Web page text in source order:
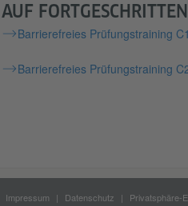
AUF
Barrierefreies Prüfungstraining C1
Barrierefreies Prüfungstraining
Impressum Datenschutz Privatsphäre-